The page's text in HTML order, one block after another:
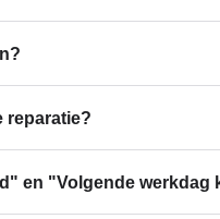
reparatie?
en "Volgende werkdag